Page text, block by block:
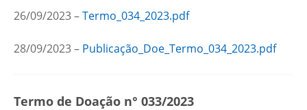
26/09/2023 –Termo_034_2023.pdf
28/09/2023 – Publicação_Doe_Termo_034_2023.pdf
Termo de Doação n° 033/2023